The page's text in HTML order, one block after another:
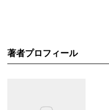
著者プロフィール